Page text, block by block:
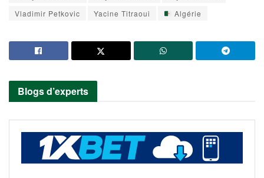
Vladimir Petkovic
Yacine Titraoui Algérie
Blogs d’experts